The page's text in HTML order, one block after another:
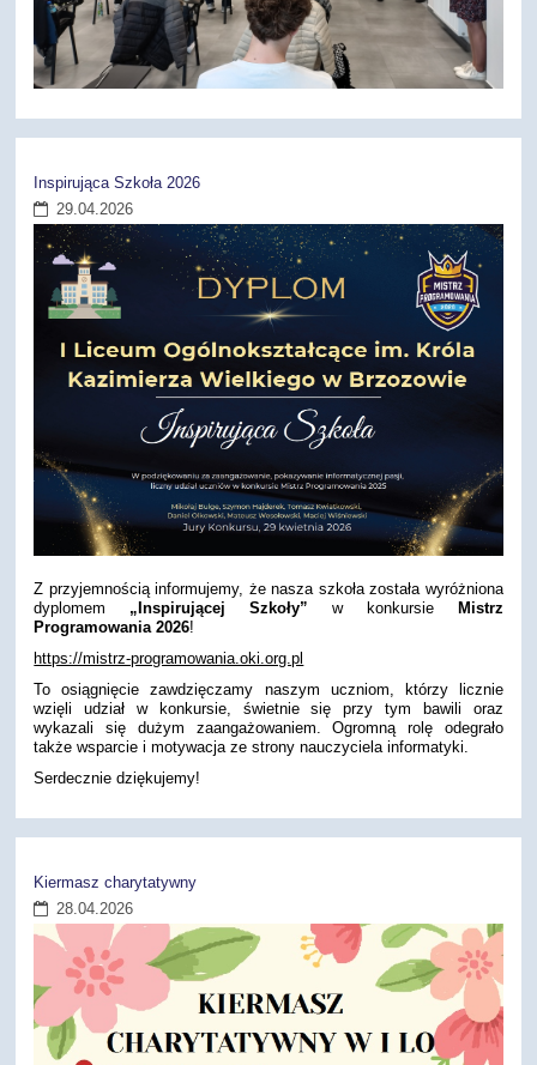
Inspirująca Szkoła 2026
29.04.2026
Z przyjemnością informujemy, że nasza szkoła została wyróżniona
dyplomem „Inspirującej Szkoły” w konkursie Mistrz
Programowania 2026!
https://mistrz-programowania.oki.org.pl
To osiągnięcie zawdzięczamy naszym uczniom, którzy licznie
wzięli udział w konkursie, świetnie się przy tym bawili oraz
wykazali się dużym zaangażowaniem. Ogromną rolę odegrało
także wsparcie i motywacja ze strony nauczyciela informatyki.
Serdecznie dziękujemy!
Kiermasz charytatywny
28.04.2026